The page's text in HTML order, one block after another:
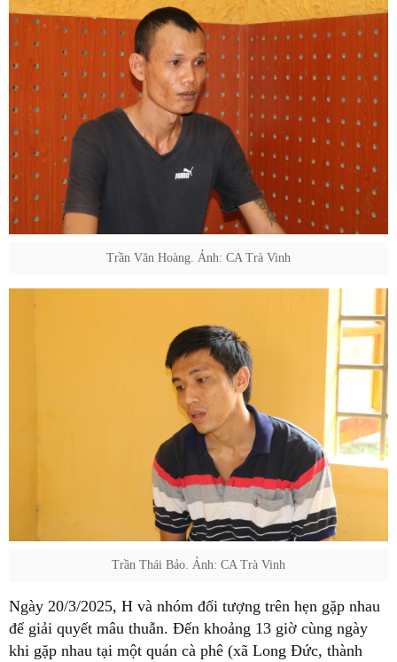
Trần Văn Hoàng. Ảnh: CA Trà Vinh
Trần Thái Bảo. Ảnh: CA Trà Vinh
Ngày 20/3/2025, H và nhóm đối tượng trên hẹn gặp nhau
để giải quyết mâu thuẫn. Đến khoảng 13 giờ cùng ngày
khi gặp nhau tại một quán cà phê (xã Long Đức, thành